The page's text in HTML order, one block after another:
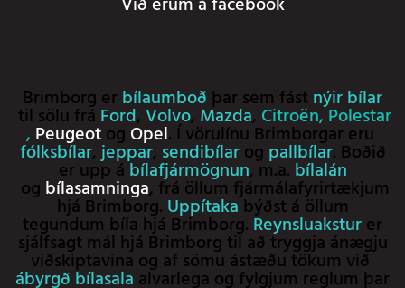
Brimborg er bílaumboð þar sem fást nýir bílar
til sölu frá Ford, Volvo, Mazda, Citroën,Polestar
, Peugeotog Opel. Í vörulínu Brimborgar eru
fólksbílar,jeppar, sendibílarog pallbílar. Boðið
er upp ábílafjármögnun, m.a. bílalán
og bílasamninga, frá öllum fjármálafyrirtækjum
hjá Brimborg. Uppítakabýðst á öllum
tegundum bíla hjá Brimborg. Reynsluaksturer
sjálfsagt mál hjá Brimborg til að tryggja ánægju
viðskiptavina og af sömu ástæðu tökum við
ábyrgð bílasala alvarlega og fylgjum reglum þar